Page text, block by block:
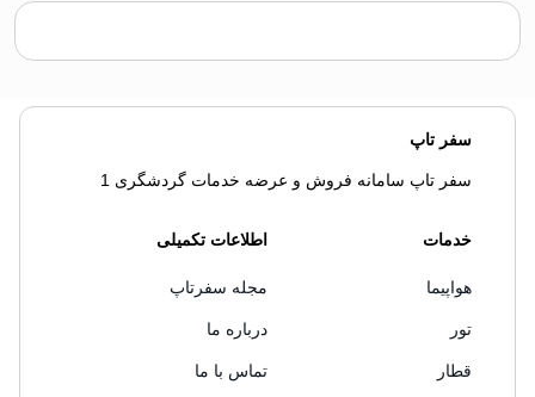
سفر تاپ
سفر تاپ سامانه فروش و عرضه خدمات گردشگری 1
خدمات
هواپیما
تور
قطار
اطلاعات تکمیلی
مجله سفرتاپ
درباره ما
تماس با ما